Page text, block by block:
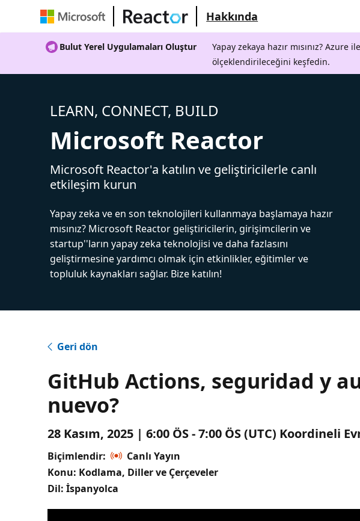
Hakkında
Bulut Yerel Uygulamaları Oluştur
Yapay zekaya hazır mısınız? Azure
ölçeklendirileceğini keşfedin.
LEARN, CONNECT, BUILD
Microsoft Reactor
Microsoft Reactor'a katılın ve geliştiricilerle canlı
etkileşim kurun
Yapay zeka ve en son teknolojileri kullanmaya başlamaya hazır
mısınız? Microsoft Reactor geliştiricilerin, girişimcilerin ve
startup''ların yapay zeka teknolojisi ve daha fazlasını
geliştirmesine yardımcı olmak için etkinlikler, eğitimler ve
topluluk kaynakları sağlar. Bize katılın!
Geri dön
GitHub Actions, seguridad y
nuevo?
28 Kasım, 2025 | 6:00 ÖS - 7:00 ÖS (UTC) Koordineli
Biçimlendir:
Canlı Yayın
Konu: Kodlama, Diller ve Çerçeveler
Dil: İspanyolca